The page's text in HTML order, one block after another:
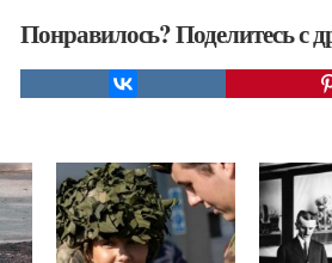
Понравилось? Поделитесь с